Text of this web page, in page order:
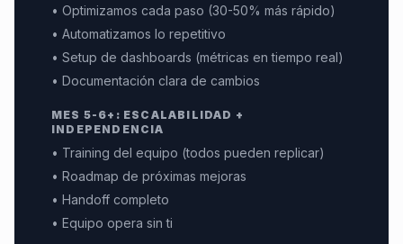
• Optimizamos cada paso (30-50% más rápido)
• Automatizamos lo repetitivo
• Setup de dashboards (métricas en tiempo real)
• Documentación clara de cambios
MES 5-6+: ESCALABILIDAD +
INDEPENDENCIA
• Training del equipo (todos pueden replicar)
• Roadmap de próximas mejoras
• Handoff completo
• Equipo opera sin ti